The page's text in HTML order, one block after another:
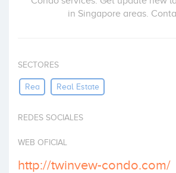
Invertir
in Singapore areas.
SECTORES
Rea Real Estate
REDES SOCIALES
WEB OFICIAL
http://twinvew-condo.com/